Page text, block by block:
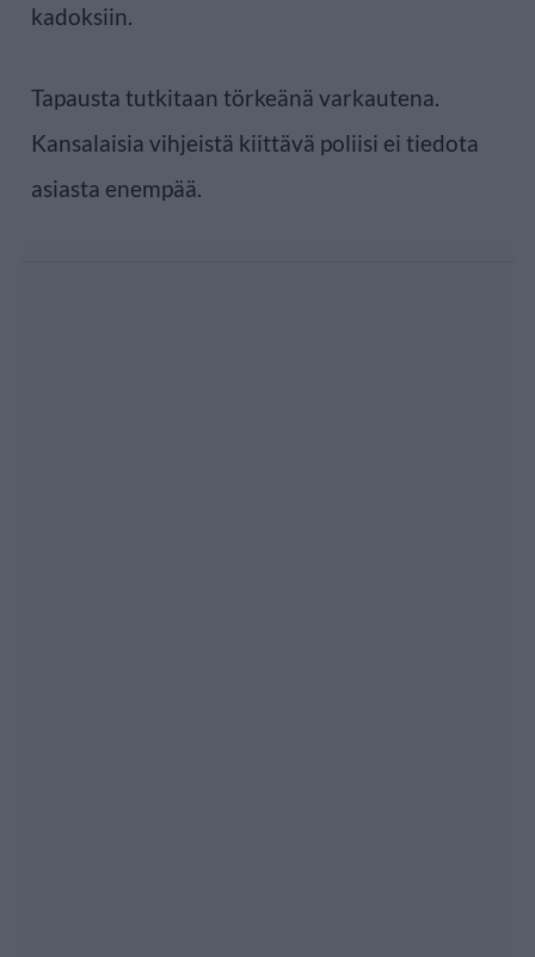
kadoksiin.
Tapausta tutkitaan törkeänä varkautena.
Kansalaisia vihjeistä kiittävä poliisi ei tiedota
asiasta enempää.